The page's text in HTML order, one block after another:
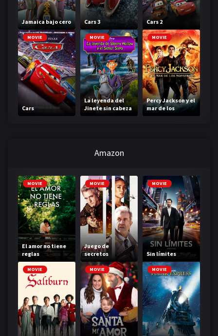
Jamaica bajo cero Cars 3 Cars 2
MOVIE
Cars
MOVIE
La leyenda del
Jinete sin cabeza
MOVIE
Percy Jackson y el
mar de los
monstruos
Amazon
MOVIE
El amor no tiene
reglas
MOVIE
Juego de
secretos
MOVIE
Sin límites
MOVIE MOVIE MOVIE